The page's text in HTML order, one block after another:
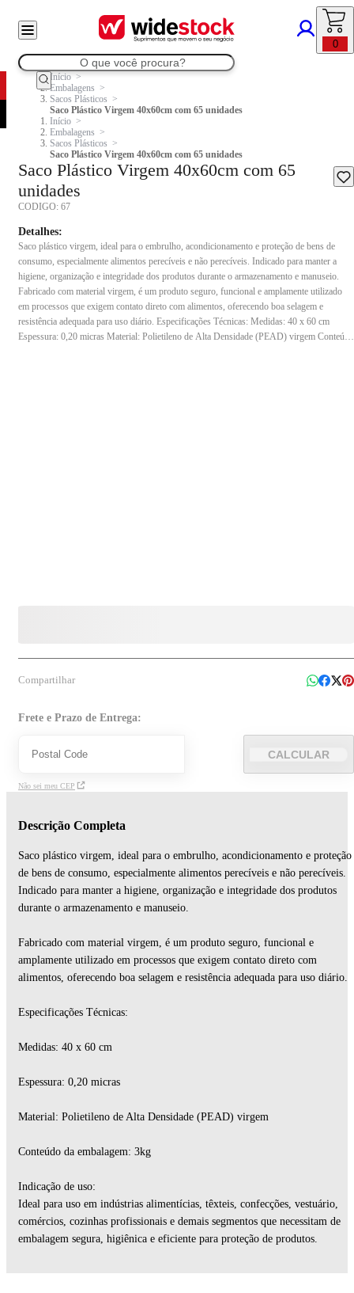
0
Início
Embalagens
Sacos Plásticos
Saco Plástico Virgem 40x60cm com 65 unidades
Início
Embalagens
Sacos Plásticos
Saco Plástico Virgem 40x60cm com 65 unidades
Saco Plástico Virgem 40x60cm com 65
unidades
CODIGO: 67
Detalhes:
Saco plástico virgem, ideal para o embrulho, acondicionamento e proteção de bens de
consumo, especialmente alimentos perecíveis e não perecíveis. Indicado para manter a
higiene, organização e integridade dos produtos durante o armazenamento e manuseio.
Fabricado com material virgem, é um produto seguro, funcional e amplamente utilizado
em processos que exigem contato direto com alimentos, oferecendo boa selagem e
resistência adequada para uso diário. Especificações Técnicas: Medidas: 40 x 60 cm
Espessura: 0,20 micras Material: Polietileno de Alta Densidade (PEAD) virgem Conteúdo
Compartilhar
Frete e Prazo de Entrega:
CALCULAR
Não sei meu CEP
Descrição Completa
Saco plástico virgem, ideal para o embrulho, acondicionamento e proteção
de bens de consumo, especialmente alimentos perecíveis e não perecíveis.
Indicado para manter a higiene, organização e integridade dos produtos
durante o armazenamento e manuseio.
Fabricado com material virgem, é um produto seguro, funcional e
amplamente utilizado em processos que exigem contato direto com
alimentos, oferecendo boa selagem e resistência adequada para uso diário.
Especificações Técnicas:
Medidas: 40 x 60 cm
Espessura: 0,20 micras
Material: Polietileno de Alta Densidade (PEAD) virgem
Conteúdo da embalagem: 3kg
Indicação de uso:
Ideal para uso em indústrias alimentícias, têxteis, confecções, vestuário,
comércios, cozinhas profissionais e demais segmentos que necessitam de
embalagem segura, higiênica e eficiente para proteção de produtos.